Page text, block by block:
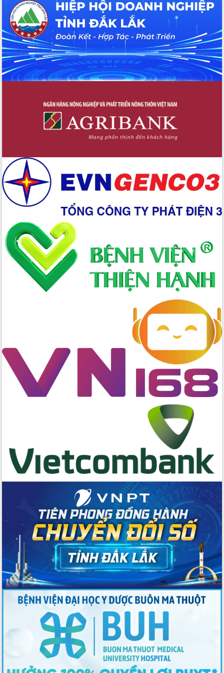
Tháo gỡ những vướng mắc, đẩy mạnh
công tác cải cách thủ tục hành chính
tại Trung tâm Phục vụ hành chính
công tỉnh
Đắk Lắk: Tôn vinh 46 giải pháp tại Hội
thi Sáng tạo Kỹ thuật 2024 - 2025
Đắk Lắk rà soát, điều chỉnh Đề án 190
Trương Công Thái kiểm tra thực địa
Dự án cao tốc Khánh Hòa - Buôn Ma
Định vị cà phê Việt Nam như một “di
Xây dựng nông thôn mới: Nâng cao đời
sống người dân từ những mô hình thiết
thực
Quyết liệt tháo gỡ vướng mắc, đẩy
nhanh tiến độ các dự án trọng điểm
trong Khu kinh tế Nam Phú Yên
Hòn Yến phát triển du lịch gắn với bảo
tồn biển
Lấy ý kiến điều chỉnh Quy hoạch tỉnh
Đắk Lắk thời kỳ 2021-2030, tầm nhìn
đến năm 2050
Phát động chiến dịch 30 ngày đêm
giải phóng mặt bằng Tuyến đường bộ
Đắk Lắk ký kết thỏa thuận hợp tác về
chuyển đổi số giai đoạn 2026 – 2030
với Tập đoàn Bưu chính Viễn thông
Việt Nam
Thứ trưởng Bộ Y tế làm việc với tỉnh
Đắk Lắk về phát triển nhân lực y tế
Tập huấn ứng dụng trí tuệ nhân tạo (AI)
trong thương mại điện tử năm 2026
trao đổi thông tin trước Kỳ họp thứ
Quyết liệt cải cách hành chính, khơi
thông nguồn lực phát triển
Nâng cao hiệu lực, hiệu quả HĐND
tỉnh thông qua hiện đại hóa hành chính
Xã Ea Phê gắn cải cách hành chính với
chuyển đổi số
Phó Chủ tịch Thường trực UBND tỉnh
Hồ Thị Nguyên Thảo làm việc tại Trung
tâm Phục vụ hành chính công xã Ea
Xây dựng nền hành chính số đồng
hành cùng nông dân dân, doanh nghiệp
Giai đoạn 2026-2030, Đắk Lắk phấn
đấu có 77% xã đạt chuẩn nông thôn